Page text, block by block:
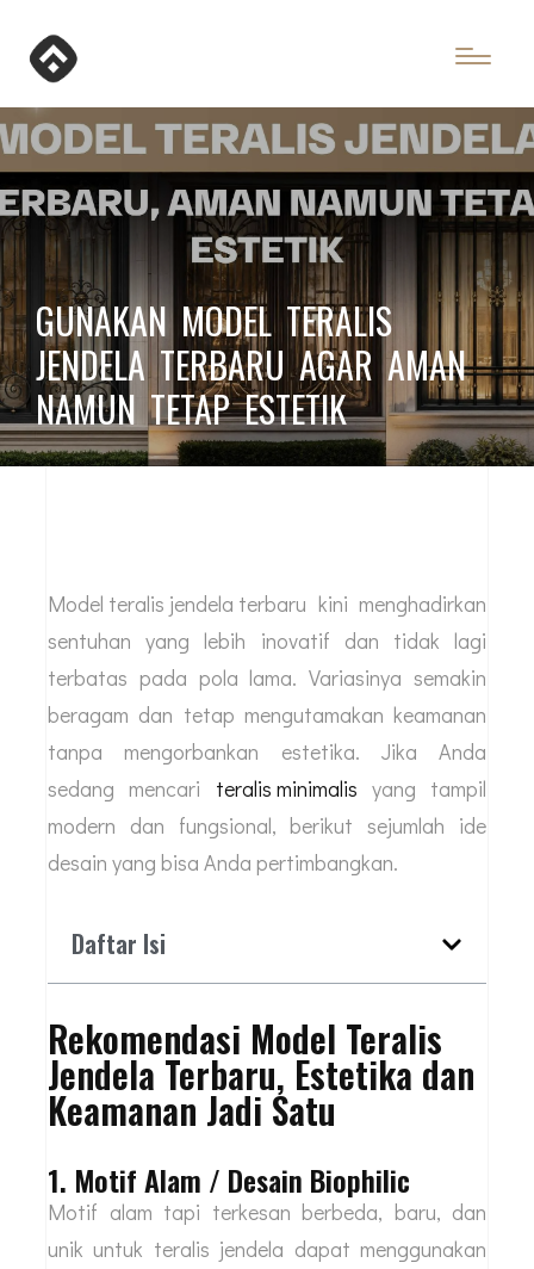
GUNAKAN MODEL TERALIS
JENDELA TERBARU AGAR AMAN
NAMUN TETAP ESTETIK
Model teralis jendela terbaru kini menghadirkan
sentuhan yang lebih inovatif dan tidak lagi
terbatas pada pola lama. Variasinya semakin
beragam dan tetap mengutamakan keamanan
tanpa mengorbankan estetika. Jika Anda
sedang mencari teralis minimalis yang tampil
modern dan fungsional, berikut sejumlah ide
desain yang bisa Anda pertimbangkan.
Daftar Isi
Rekomendasi Model Teralis
Jendela Terbaru, Estetika dan
Keamanan Jadi Satu
1. Motif Alam / Desain Biophilic
Motif alam tapi terkesan berbeda, baru, dan
unik untuk teralis jendela dapat menggunakan